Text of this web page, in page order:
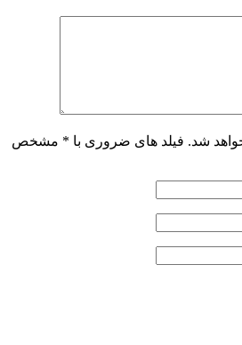
شد. فیلد های ضروری با * مشخص